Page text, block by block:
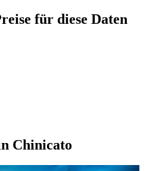
für diese Daten
Chinicato